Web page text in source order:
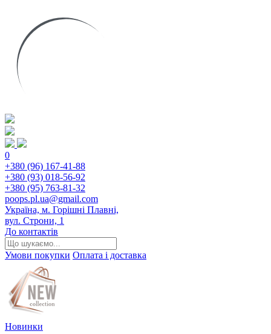
0
+380 (96) 167-41-88
+380 (93) 018-56-92
+380 (95) 763-81-32
poops.pl.ua@gmail.com
Україна, м. Горішні Плавні,
вул. Строни, 1
До контактів
Умови покупки Оплата і доставка
Новинки